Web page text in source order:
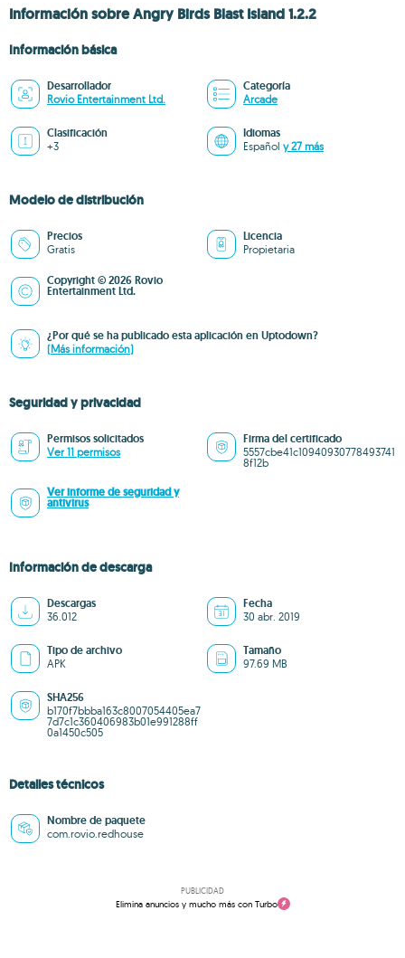
Información sobre Angry Birds Blast Island 1.2.2
Información básica
Desarrollador
Rovio Entertainment Ltd.
Categoría
Arcade
Clasificación
+3
Idiomas
Español y 27 más
Modelo de distribución
Precios
Gratis
Licencia
Propietaria
Copyright © 2026 Rovio
Entertainment Ltd.
¿Por qué se ha publicado esta aplicación en Uptodown?
(Más información)
Seguridad y privacidad
Permisos solicitados
Ver 11 permisos
Firma del certificado
5557cbe41c10940930778493741
8f12b
Ver informe de seguridad y
antivirus
Información de descarga
Descargas
36.012
Fecha
30 abr. 2019
Tipo de archivo
APK
Tamaño
97.69 MB
SHA256
b170f7bbba163c8007054405ea7
7d7c1c360406983b01e991288ff
0a1450c505
Detalles técnicos
Nombre de paquete
com.rovio.redhouse
PUBLICIDAD
Elimina anuncios y mucho más con Turbo